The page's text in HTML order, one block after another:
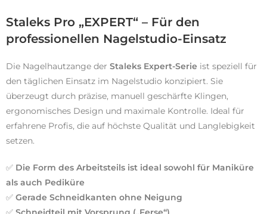
Staleks Pro „EXPERT“ – Für den
professionellen Nagelstudio-Einsatz
Die Nagelhautzange der Staleks Expert-Serie ist speziell für
den täglichen Einsatz im Nagelstudio konzipiert. Sie
überzeugt durch präzise, manuell geschärfte Klingen,
ergonomisches Design und maximale Kontrolle. Ideal für
erfahrene Profis, die auf höchste Qualität und Langlebigkeit
setzen.
✅ Die Form des Arbeitsteils ist ideal sowohl für Maniküre
als auch Pediküre
✅ Gerade Schneidkanten ohne Neigung